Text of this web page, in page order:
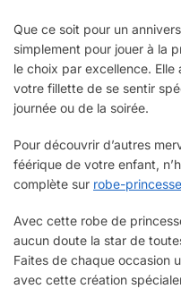
Que ce soit pour un
simplement pour jouer à la
le choix par excellence.
votre fillette de se sentir
journée ou de la soirée.
Pour découvrir d’autres
féérique de votre enfant,
complète sur robe-
Avec cette robe de
aucun doute la star de
Faites de chaque occasion
avec cette création